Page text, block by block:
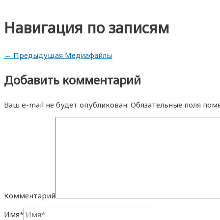
Навигация по записям
← Предыдущая Медиафайлы
Добавить комментарий
Ваш e-mail не будет опубликован. Обязательные поля
Комментарий
Имя*